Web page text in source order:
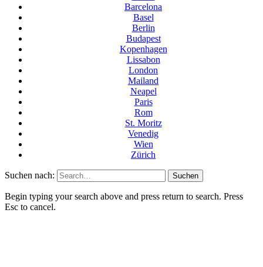
Barcelona
Basel
Berlin
Budapest
Kopenhagen
Lissabon
London
Mailand
Neapel
Paris
Rom
St. Moritz
Venedig
Wien
Zürich
Suchen nach:
Begin typing your search above and press return to search. Press
Esc to cancel.